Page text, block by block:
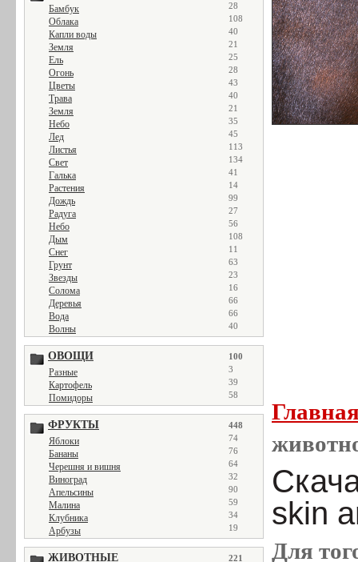
Бамбук 28
Облака 108
Капли воды 40
Земля 21
Ель 25
Огонь 28
Цветы 43
Трава 40
Земля 21
Небо 35
Лед 45
Листья 113
Свет 134
Галька 41
Растения 14
Дождь 99
Радуга 27
Небо 56
Дым 108
Снег 11
Грунт 63
Звезды 23
Солома 16
Деревья 66
Вода 66
Волны 40
ОВОЩИ 100
Разные 3
Картофель 39
Помидоры 58
ФРУКТЫ 448
Яблоки 74
Бананы 76
Черешня и вишня 64
Виноград 32
Апельсины 90
Малина 59
Клубника 34
Арбузы 19
ЖИВОТНЫЕ 221
skin
Для